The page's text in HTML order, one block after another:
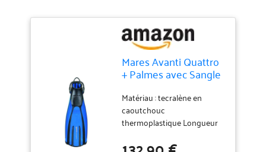
Mares Avanti Quattro
+ Palmes avec Sangle
Unisexe, Bleu (RBL)
Matériau : tecralène en
caoutchouc
thermoplastique Longueur
kg Technologie d'armure de